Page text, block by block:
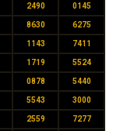
2490 0145
8630 6275
1143 7411
1719 5524
0878 5440
5543 3000
2559 7277